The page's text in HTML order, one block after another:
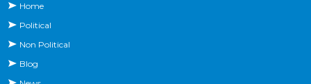
Home
Political
Non Political
Blog